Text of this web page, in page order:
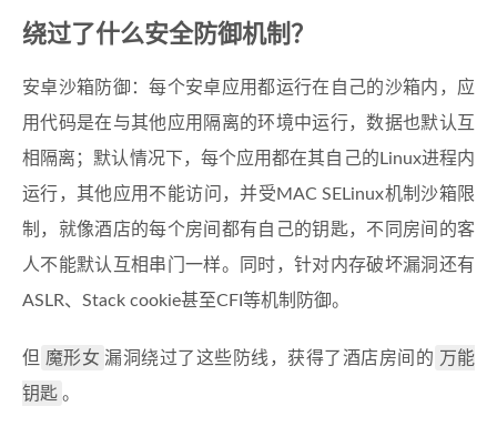
绕过了什么安全防御机制？
安卓沙箱防御：每个安卓应用都运行在自己的沙箱内，应
用代码是在与其他应用隔离的环境中运行，数据也默认互
相隔离；默认情况下，每个应用都在其自己的Linux进程内
运行，其他应用不能访问，并受MAC SELinux机制沙箱限
制，就像酒店的每个房间都有自己的钥匙，不同房间的客
人不能默认互相串门一样。同时，针对内存破坏漏洞还有
ASLR、Stack cookie甚至CFI等机制防御。
但 魔形女 漏洞绕过了这些防线，获得了酒店房间的 万能
钥匙 。